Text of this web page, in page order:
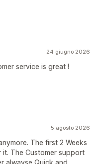
24 giugno 2026
service is great !
5 agosto 2026
The first 2 Weeks
it. The Customer support